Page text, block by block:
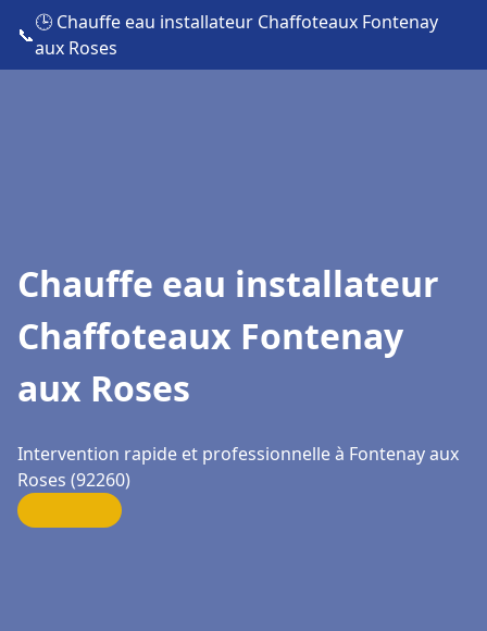
📞
🕒 Chauffe eau installateur Chaffoteaux Fontenay
aux Roses
Chauffe eau installateur
Chaffoteaux Fontenay
aux Roses
Intervention rapide et professionnelle à Fontenay aux
Roses (92260)